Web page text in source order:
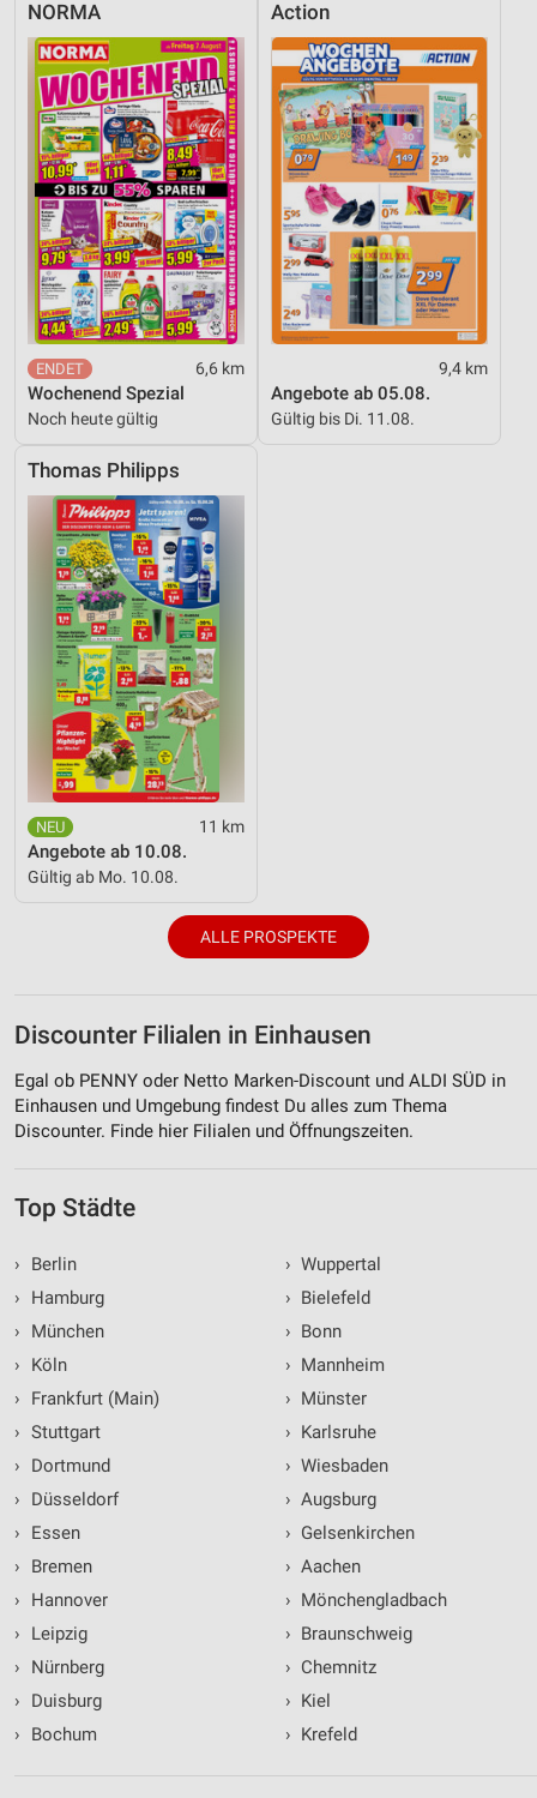
NORMA
6,6 km
Wochenend Spezial
Noch heute gültig
Action
9,4 km
Angebote ab 05.08.
Gültig bis Di. 11.08.
Thomas Philipps
11 km
Angebote ab 10.08.
Gültig ab Mo. 10.08.
ALLE PROSPEKTE
Discounter Filialen in Einhausen
Egal ob PENNY oder Netto Marken-Discount und ALDI SÜD in
Einhausen und Umgebung findest Du alles zum Thema
Discounter. Finde hier Filialen und Öffnungszeiten.
Top Städte
›
Berlin
›
Hamburg
›
München
›
Köln
›
Frankfurt (Main)
› Stuttgart
›
Dortmund
›
Düsseldorf
›
Essen
›
Bremen
›
Hannover
›
Leipzig
›
Nürnberg
›
Duisburg
›
Bochum
› Wuppertal
› Bielefeld
› Bonn
› Mannheim
› Münster
› Karlsruhe
› Wiesbaden
› Augsburg
› Gelsenkirchen
› Aachen
› Mönchengladbach
› Braunschweig
› Chemnitz
› Kiel
› Krefeld